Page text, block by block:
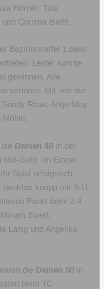
Hörner, Tina
Corinna Barth.
Bezirksstaffel 1 beim
Leider konnte
gewinnen. Alle
verloren. Mit von der
Raav, Antje May,
Möhle.
Damen 40 in der
Rot-Gold. Im Einzel
Spiel erfolgreich
knapp mit 9:11
Punkt beim 2:4
Ewert.
Lanig und Angelika
die Damen 50 in
beim TC